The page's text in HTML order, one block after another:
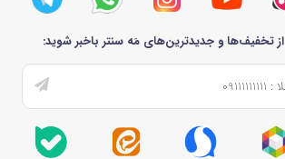
از تخفیف‌ها و جدیدترین‌های مَه سنتر باخبر شوید: